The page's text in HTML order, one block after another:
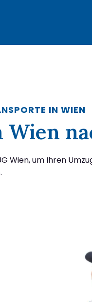
IN WIEN
Wien, um Ihren